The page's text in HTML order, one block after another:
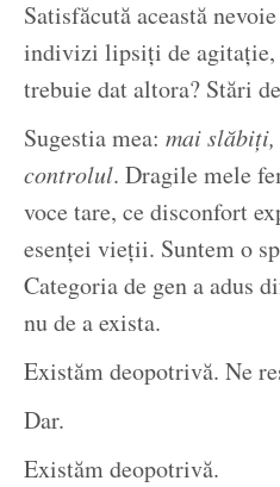
Satisfăcută această
indivizi lipsiți de agitație,
trebuie dat altora? Stări
Sugestia mea: mai
controlul. Dragile mele
voce tare, ce disconfort
esenței vieții. Suntem o
Categoria de gen a adus
nu de a exista.
Existăm deopotrivă. Ne
Dar.
Existăm deopotrivă.